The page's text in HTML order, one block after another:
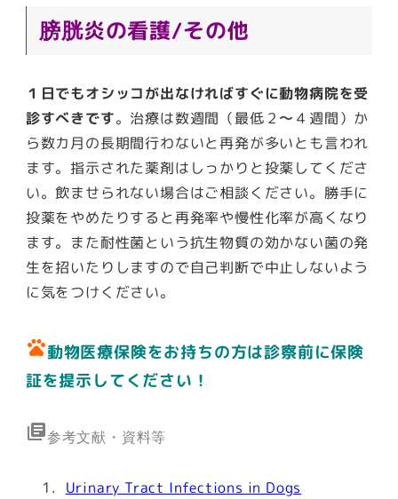
膀胱炎の看護/その他
１日でもオシッコが出なければすぐに動物病院を受
診すべきです。 治療は数週間（最低２〜４週間）か
ら数カ月の長期間行わないと再発が多いとも言われ
ます。指示された薬剤はしっかりと投薬してくださ
い。飲ませられない場合はご相談ください。勝手に
投薬をやめたりすると再発率や慢性化率が高くなり
ます。また耐性菌という抗生物質の効かない菌の発
生を招いたりしますので自己判断で中止しないよう
に気をつけください。
pets動物医療保険をお持ちの方は診察前に保険
証を提示してください！
library_books参考文献・資料等
Urinary Tract Infections in Dogs